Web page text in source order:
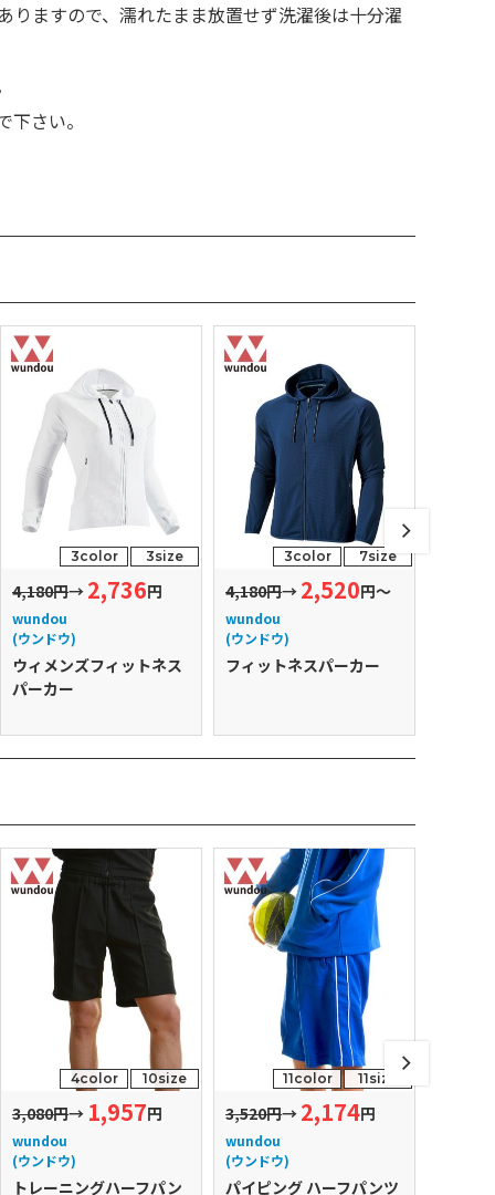
りますので、濡れたまま放置せず洗濯後は十分濯
さい。
3color 3size
4,180円→ 2,736円
wundou
(ウンドウ)
ウィメンズフィットネス
パーカー
3color 7size
4,180円→ 2,520円～
wundou
(ウンドウ)
フィットネスパーカー
4color 10size
3,080円→ 1,957円
wundou
(ウンドウ)
トレーニングハーフパン
11color 11size
3,520円→ 2,174円
wundou
(ウンドウ)
パイピング ハーフパンツ